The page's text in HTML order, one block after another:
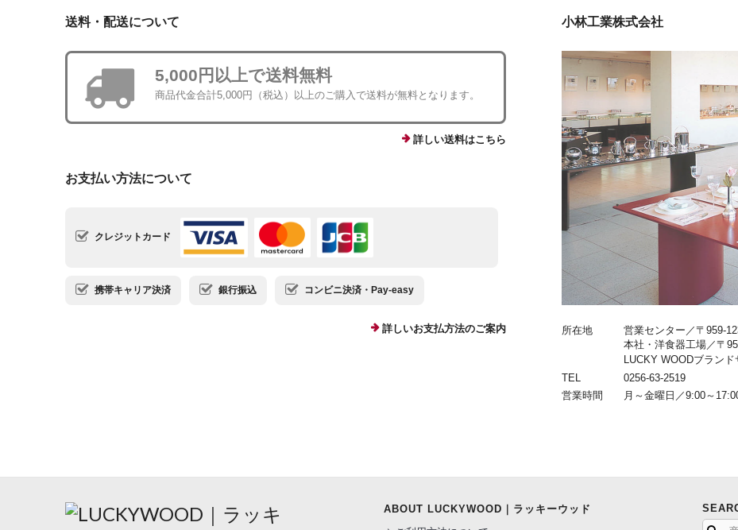
送料・配送について
5,000円以上で送料無料
商品代金合計5,000円（税込）以上のご購入で送料が無料となります。
詳しい送料はこちら
お支払い方法について
クレジットカード
携帯キャリア決済 銀行振込 コンビニ決済・Pay-easy
詳しいお支払方法のご案内
小林工業株式会社
所在地
営業センター／〒959-
本社・洋食器工場／〒
LUCKY WOODブラン
TEL
0256-63-2519
営業時間
月～金曜日／9:00～
ABOUT LUCKYWOOD｜ラッキーウッド